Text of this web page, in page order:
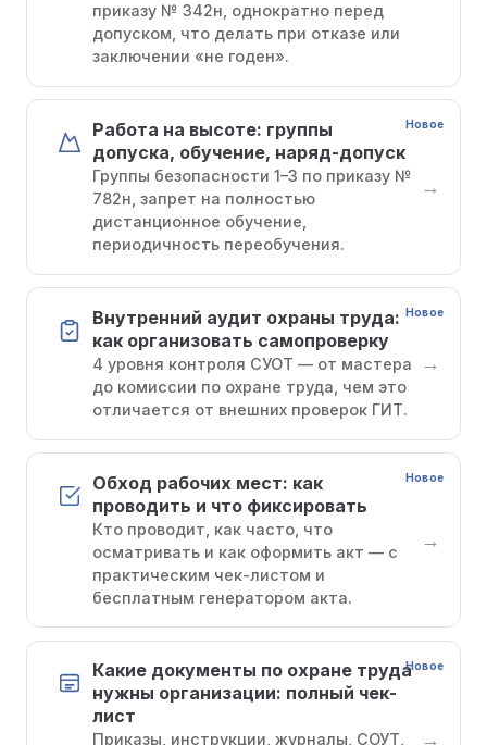
приказу № 342н, однократно перед
допуском, что делать при отказе или
заключении «не годен».
Новое
Работа на высоте: группы
допуска, обучение, наряд-допуск
Группы безопасности 1–3 по приказу №
782н, запрет на полностью
дистанционное обучение,
периодичность переобучения.
→
Новое
Внутренний аудит охраны труда:
как организовать самопроверку
4 уровня контроля СУОТ — от мастера
до комиссии по охране труда, чем это
отличается от внешних проверок ГИТ.
→
Новое
Обход рабочих мест: как
проводить и что фиксировать
Кто проводит, как часто, что
осматривать и как оформить акт — с
практическим чек-листом и
бесплатным генератором акта.
→
Новое
Какие документы по охране труда
нужны организации: полный чек-
лист
Приказы, инструкции, журналы, СОУТ, →